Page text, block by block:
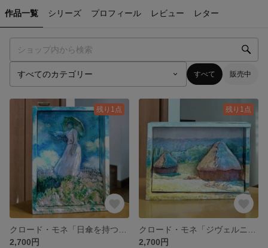
作品一覧 シリーズ プロフィール レビュー レター
すべて 販売中
残り1点
2,700円
残り1点
2,700円